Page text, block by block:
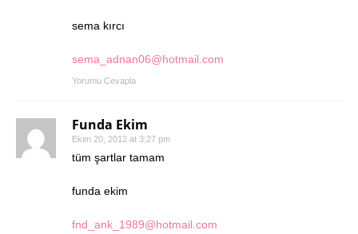
sema kırcı
sema_adnan06@hotmail.com
Yorumu Cevapla
Funda Ekim
Ekim 20, 2012 at 3:27 pm
tüm şartlar tamam
funda ekim
fnd_ank_1989@hotmail.com